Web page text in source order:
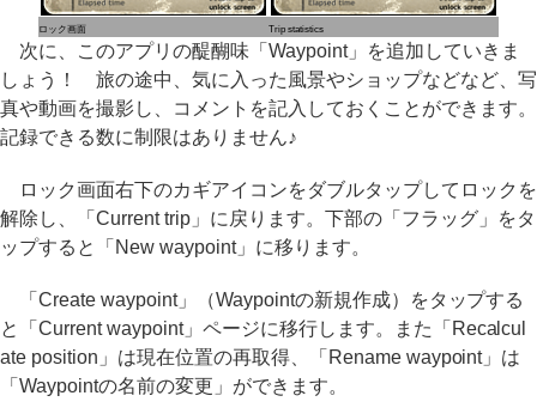
ロック画面 Trip statistics
次に、このアプリの醍醐味「Waypoint」を追加していきま
しょう！ 旅の途中、気に入った風景やショップなどなど、写
真や動画を撮影し、コメントを記入しておくことができます。
記録できる数に制限はありません♪
ロック画面右下のカギアイコンをダブルタップしてロックを
解除し、「Current trip」に戻ります。下部の「フラッグ」をタ
ップすると「New waypoint」に移ります。
「Create waypoint」（Waypointの新規作成）をタップする
と「Current waypoint」ページに移行します。また「Recalcul
ate position」は現在位置の再取得、「Rename waypoint」は
「Waypointの名前の変更」ができます。